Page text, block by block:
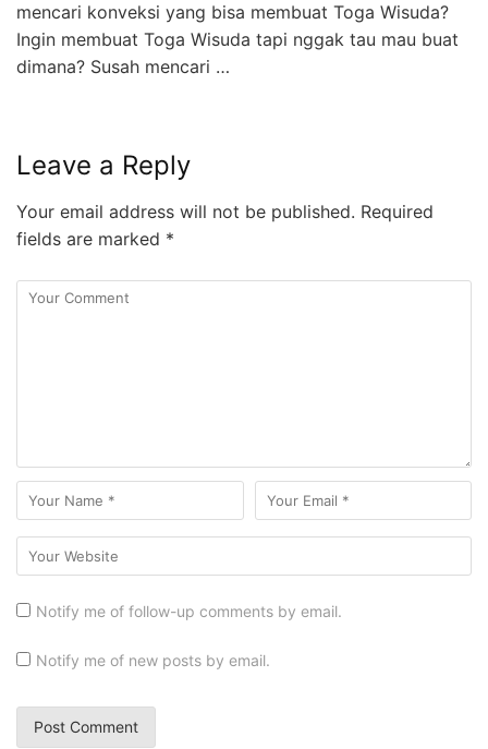
mencari konveksi yang bisa membuat Toga Wisuda?
Ingin membuat Toga Wisuda tapi nggak tau mau buat
dimana? Susah mencari …
Leave a Reply
Your email address will not be published. Required
fields are marked *
Notify me of follow-up comments by email.
Notify me of new posts by email.